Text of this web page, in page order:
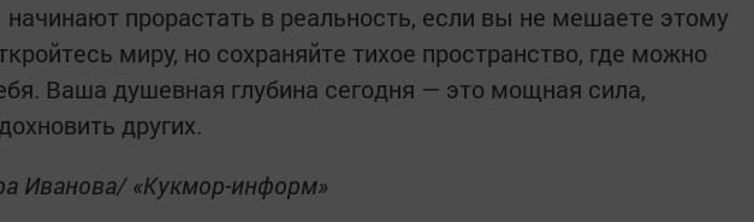
прорастать в реальность, если вы не мешаете этому
миру, но сохраняйте тихое пространство, где можно
Ваша душевная глубина сегодня — это мощная сила,
других.
Иванова/ «Кукмор-информ»